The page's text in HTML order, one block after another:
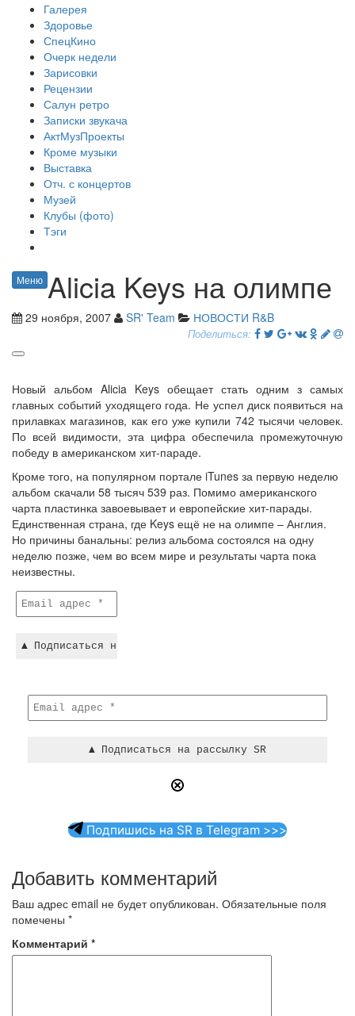
Галерея
Здоровье
СпецКино
Очерк недели
Зарисовки
Рецензии
Салун ретро
Записки звукача
АктМузПроекты
Кроме музыки
Выставка
Отч. с концертов
Музей
Клубы (фото)
Тэги
Меню Alicia Keys на олимпе
29 ноября, 2007 SR' Team НОВОСТИ R&B
Поделиться:
Новый альбом Alicia Keys обещает стать одним з самых
главных событий уходящего года. Не успел диск появиться на
прилавках магазинов, как его уже купили 742 тысячи человек.
По всей видимости, эта цифра обеспечила промежуточную
победу в американском хит-параде.
Кроме того, на популярном портале iTunes за первую неделю
альбом скачали 58 тысяч 539 раз. Помимо американского
чарта пластинка завоевывает и европейские хит-парады.
Единственная страна, где Keys ещё не на олимпе – Англия.
Но причины банальны: релиз альбома состоялся на одну
неделю позже, чем во всем мире и результаты чарта пока
неизвестны.
Подпишись на SR в Telegram >>>
Добавить комментарий
Ваш адрес email не будет опубликован. Обязательные поля
помечены *
Комментарий *